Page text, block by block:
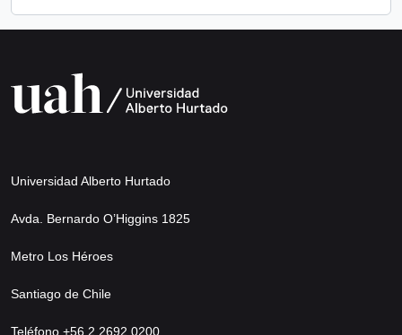
Universidad Alberto Hurtado
Avda. Bernardo O’Higgins 1825
Metro Los Héroes
Santiago de Chile
Teléfono +56 2 2692 0200